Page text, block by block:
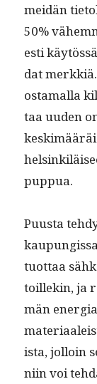
mei­dän
50%
es­ti
dat
osta­mal­la
taa uuden
puppua.
Puus­ta
tuot­taa
toillekin, ja
män
ista, jol­loin
niin voi